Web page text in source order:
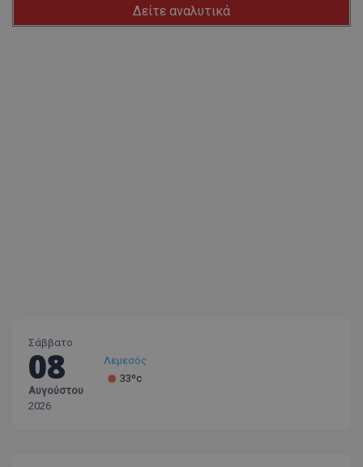
Σάββατο
08
Αυγούστου
2026
Λεμεσός
33ºc
Δείτε αναλυτικά